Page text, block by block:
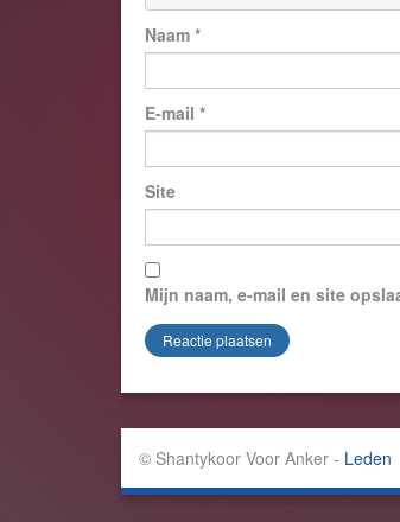
Naam *
E-mail *
Site
Mijn naam, e-mail en site
© Shantykoor Voor Anker - Leden